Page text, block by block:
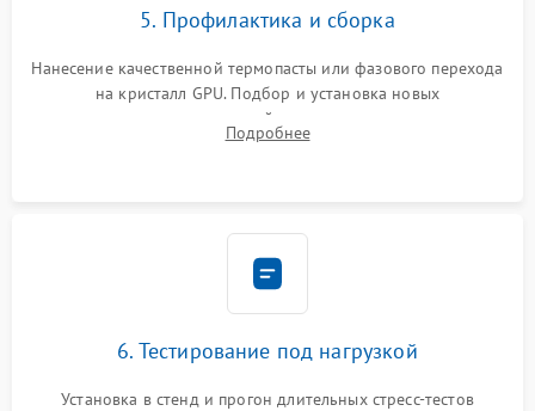
5. Профилактика и сборка
Нанесение качественной термопасты или фазового перехода
на кристалл GPU. Подбор и установка новых
термопрокладок правильной толщины на память и цепи
питания. Монтаж радиатора и бэкплейта, подключение и
Подробнее
6. Тестирование под нагрузкой
Установка в стенд и прогон длительных стресс-тестов